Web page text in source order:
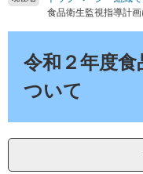
て
食品衛生監視指導計
令和２年度食
ついて